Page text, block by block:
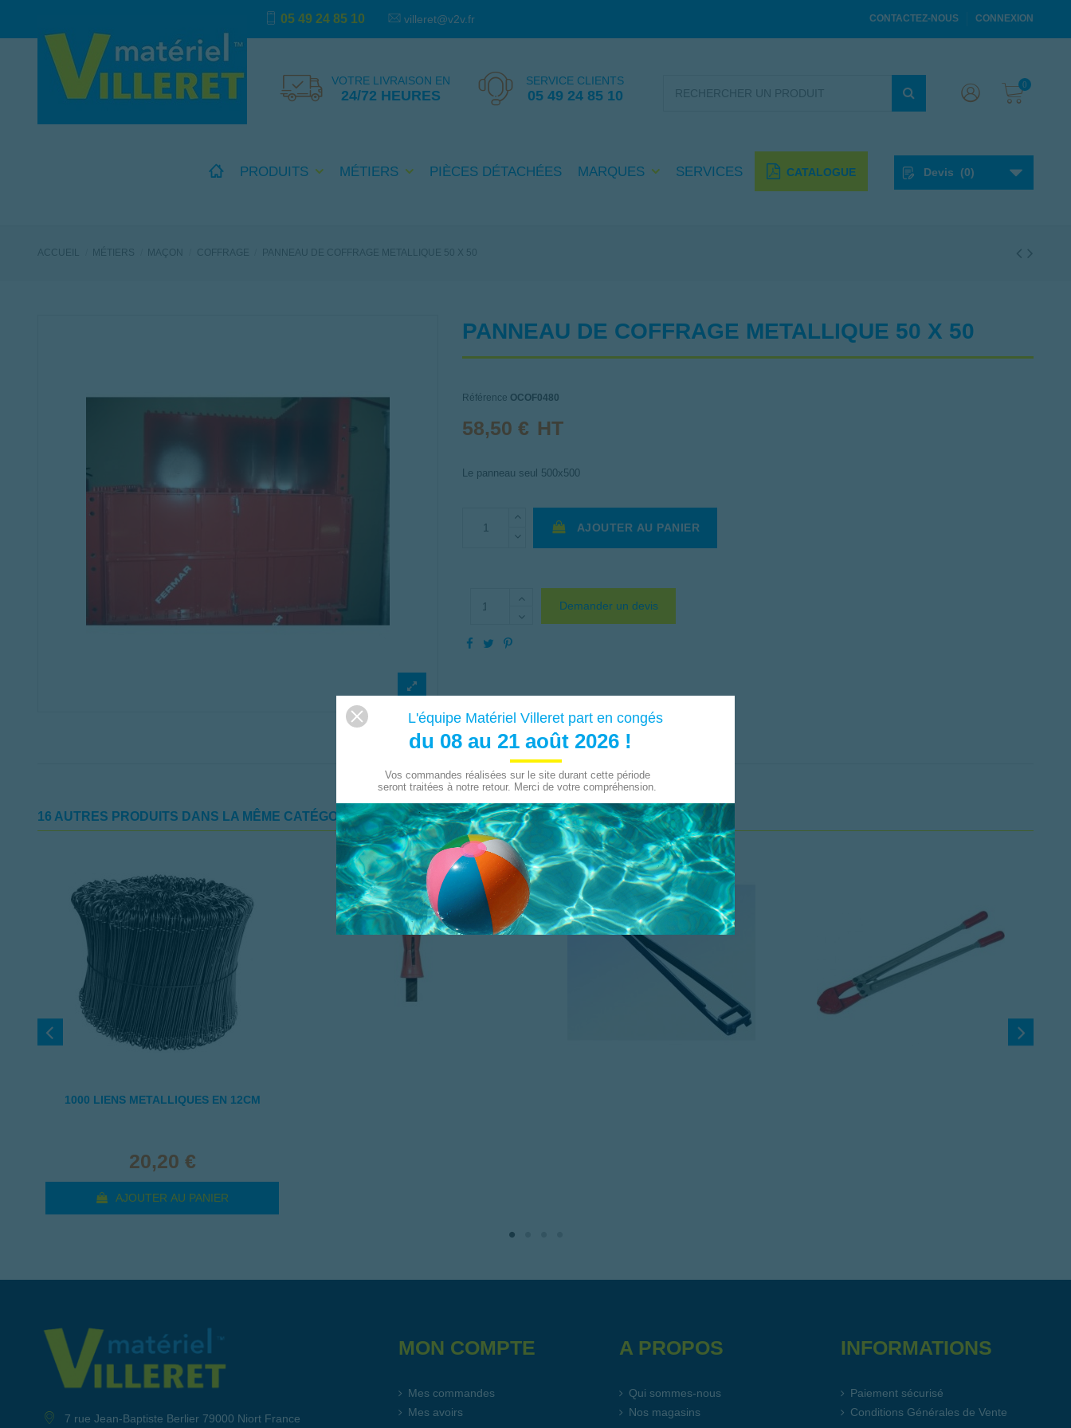
05 49 24 85 10 villeret@v2v.fr CONTACTEZ-NOUS CONNEXION
VOTRE LIVRAISON EN
24/72 HEURES
SERVICE CLIENTS
05 49 24 85 10
0
PRODUITS MÉTIERS PIÈCES DÉTACHÉES MARQUES SERVICES CATALOGUE Devis (0)
ACCUEIL MÉTIERS MAÇON COFFRAGE PANNEAU DE COFFRAGE METALLIQUE 50 X 50
PANNEAU DE COFFRAGE METALLIQUE 50 X 50
Référence OCOF0480
58,50 € HT
Le panneau seul 500x500
AJOUTER AU PANIER
Demander un devis
16 AUTRES PRODUITS DANS LA MÊME CATÉGORIE :
1000 LIENS METALLIQUES EN 12CM
20,20 €
AJOUTER AU PANIER
7 rue Jean-Baptiste Berlier 79000 Niort France
MON COMPTE
Mes commandes
Mes avoirs
A PROPOS
Qui sommes-nous
Nos magasins
INFORMATIONS
Paiement sécurisé
Conditions Générales de Vente
L'équipe Matériel Villeret part en congés
du 08 au 21 août 2026 !
Vos commandes réalisées sur le site durant cette période
seront traitées à notre retour. Merci de votre compréhension.